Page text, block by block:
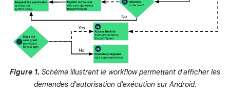
Figure 1. Schéma illustrant le workflow permettant d'afficher les
demandes d'autorisation d'exécution sur Android.